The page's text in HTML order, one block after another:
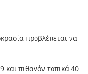
προβλέπεται να
και πιθανόν τοπικά 40